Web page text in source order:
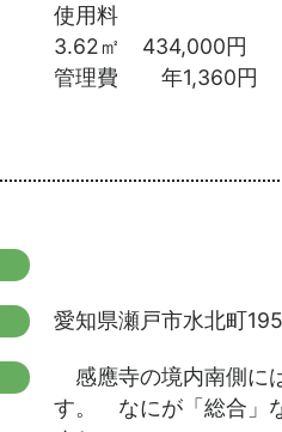
使用料
3.62㎡ 434,000円
管理費 年1,360円
愛知県瀬戸市水北町
感應寺の境内南側に
す。 なにが「総合」